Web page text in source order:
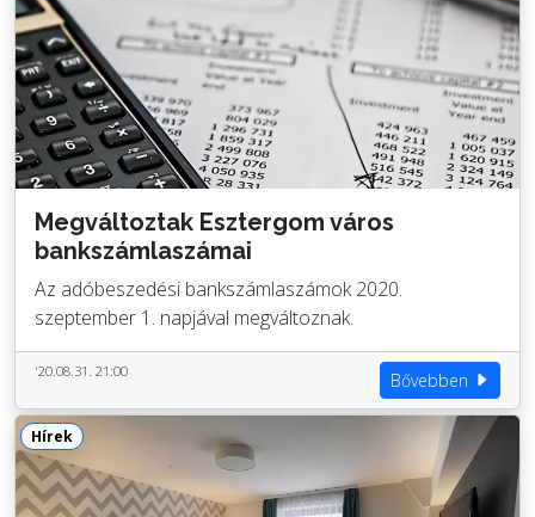
Megváltoztak Esztergom város
bankszámlaszámai
Az adóbeszedési bankszámlaszámok 2020.
szeptember 1. napjával megváltoznak.
'20.08.31. 21:00 Bővebben
Hírek